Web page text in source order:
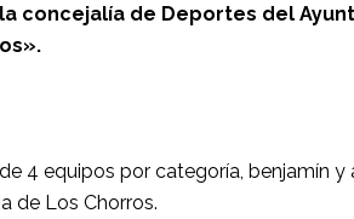
concejalía de Deportes del
4 equipos por categoría, benjamín y
de Los Chorros.